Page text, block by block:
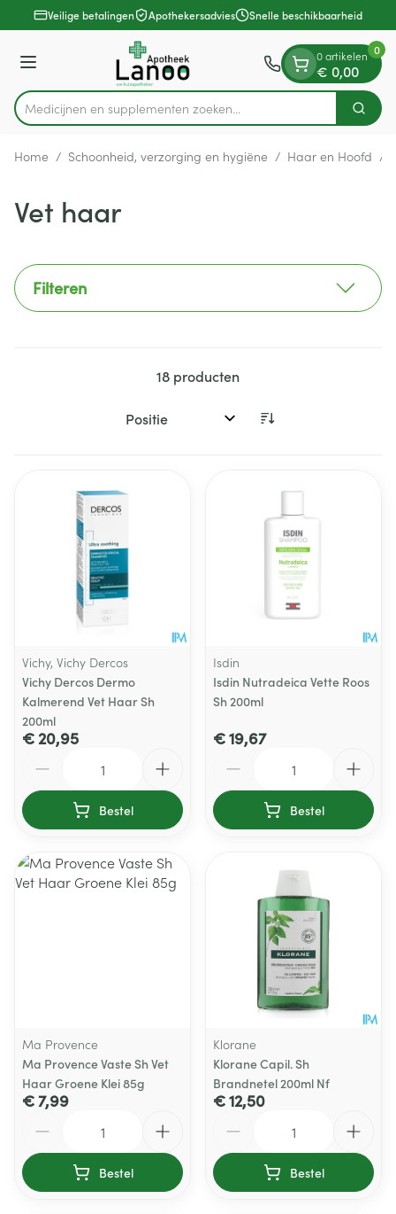
Ga naar de inhoud
1 van 1Veilige betalingen Apothekersadvies Snelle beschikbaarheid
Menu
Product, merk, categorie...
Medicijnen en supplement Zoek
0 artikelen
€ 0,00
0
Home / Schoonheid, verzorging en hygiëne / Haar en Hoofd /
Vet haar
Filteren
18 producten
Sorteer op:
Vichy, Vichy Dercos
Vichy Dercos Dermo
Kalmerend Vet Haar Sh
200ml
€ 20,95
Bestel
Isdin
Isdin Nutradeica Vette Roos
Sh 200ml
€ 19,67
Bestel
Ma Provence
Ma Provence Vaste Sh Vet
Haar Groene Klei 85g
€ 7,99
Bestel
Klorane
Klorane Capil. Sh
Brandnetel 200ml Nf
€ 12,50
Bestel